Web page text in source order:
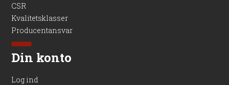
CSR
Kvalitetsklasser
Producentansvar
Din konto
Log ind